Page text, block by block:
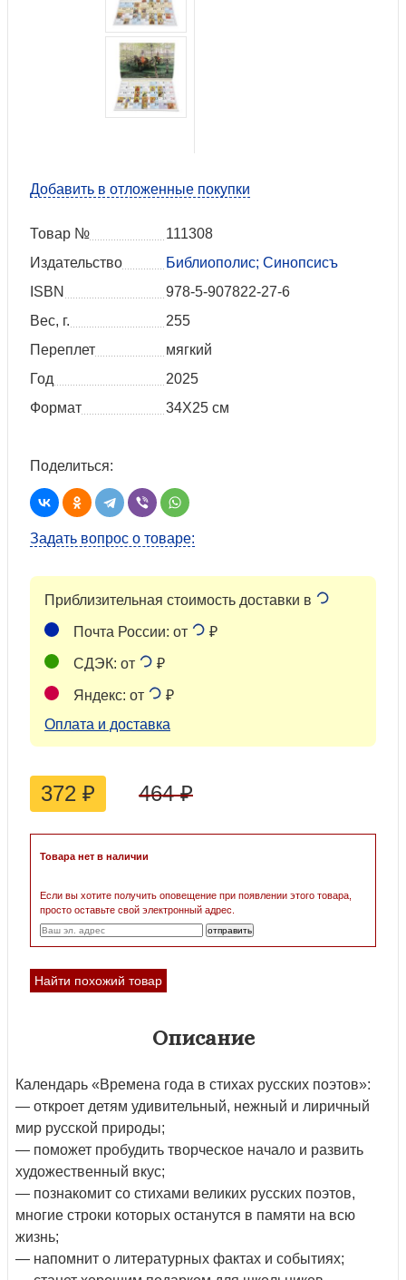
Добавить в отложенные покупки
Товар №
111308
Издательство
Библиополис; Синопсисъ
ISBN
978-5-907822-27-6
Вес, г.
255
Переплет
мягкий
Год
2025
Формат
34Х25 см
Поделиться:
Задать вопрос о товаре:
Приблизительная стоимость доставки в
Почта России: от ₽
СДЭК: от ₽
Яндекс: от
₽
Оплата и доставка
372 ₽ 464₽
Товара нет в наличии
Если вы хотите получить оповещение при появлении этого товара,
просто оставьте свой электронный адрес.
Найти похожий товар
Описание
Календарь «Времена года в стихах русских поэтов»:
— откроет детям удивительный, нежный и лиричный
мир русской природы;
— поможет пробудить творческое начало и развить
художественный вкус;
— познакомит со стихами великих русских поэтов,
многие строки которых останутся в памяти на всю
жизнь;
— напомнит о литературных фактах и событиях;